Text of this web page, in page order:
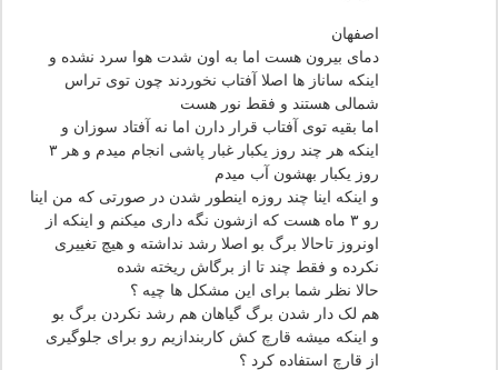
اصفهان
دمای بیرون هست اما به اون شدت هوا سرد نشده و
اینکه ساناز ها اصلا آفتاب نخوردند چون توی تراس
شمالی هستند و فقط نور هست
اما بقیه توی آفتاب قرار دارن اما نه آفتاد سوزان و
اینکه هر چند روز یکبار غبار پاشی انجام میدم و هر ۳
روز یکبار بهشون آب میدم
و اینکه اینا چند روزه اینطور شدن در صورتی که من اینا
رو ۳ ماه هست که ازشون نگه داری میکنم و اینکه از
اونروز تاحالا برگ بو اصلا رشد نداشته و هیچ تغییری
نکرده و فقط چند تا از برگاش ریخته شده
حالا نظر شما برای این مشکل ها چیه ؟
هم لک دار شدن برگ گیاهان هم رشد نکردن برگ بو
و اینکه میشه قارچ کش کاربندازیم رو برای جلوگیری
از قارچ استفاده کرد ؟